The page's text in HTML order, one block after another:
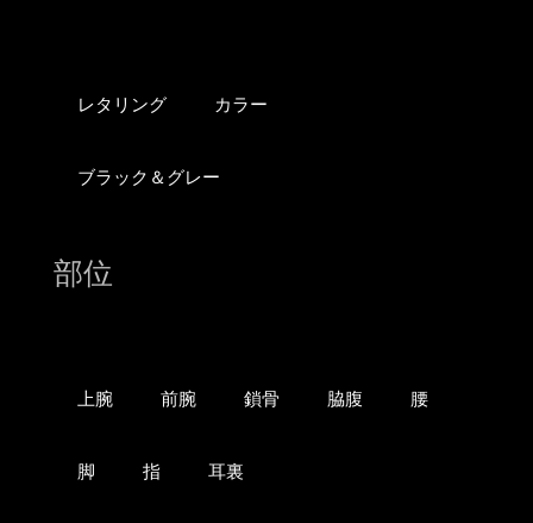
レタリング カラー
ブラック＆グレー
部位
上腕 前腕 鎖骨 脇腹 腰
脚 指 耳裏